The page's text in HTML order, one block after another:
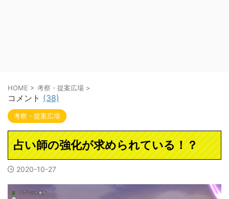
HOME > 考察・提案広場 >
コメント (38)
考察・提案広場
占い師の強化が求められている！？
2020-10-27